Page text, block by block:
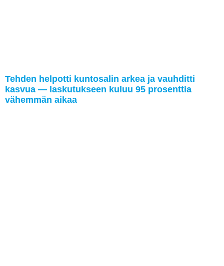
Tehden helpotti kuntosalin arkea ja vauhditti
kasvua — laskutukseen kuluu 95 prosenttia
vähemmän aikaa